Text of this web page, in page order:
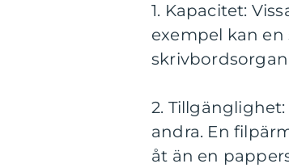
1. Kapacitet:
exempel kan
2.
andra. En
åt än en